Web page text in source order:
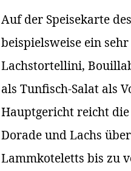
Auf der Speisekarte
beispielsweise ein
Lachstortellini,
als Tunfisch-Salat als
Hauptgericht reicht
Dorade und Lachs
Lammkoteletts bis zu